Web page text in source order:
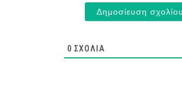
0 ΣΧΌΛΙΑ